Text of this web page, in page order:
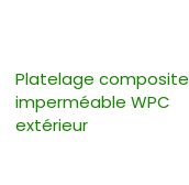
Platelage composite
imperméable WPC
extérieur